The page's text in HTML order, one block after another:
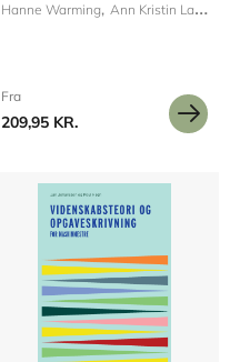
Hanne Warming Ann Kristin Larsen
Fra
209,95 KR.